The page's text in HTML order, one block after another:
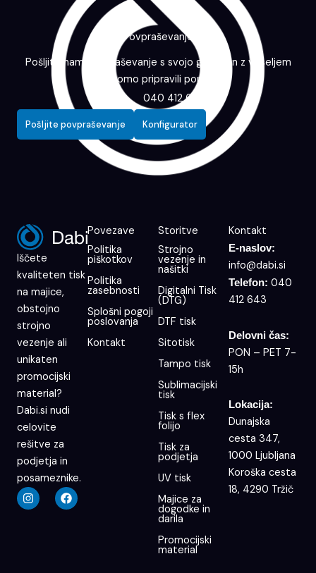
Povpraševanje
Pošljite nam povpraševanje s svojo grafiko in z veseljem
vam bomo pripravili ponudbo.
040 412 643
Pošljite povpraševanje Konfigurator
Iščete
kvaliteten tisk
na majice,
obstojno
strojno
vezenje ali
unikaten
promocijski
material?
Dabi.si nudi
celovite
rešitve za
podjetja in
posameznike.
I
n
s
F
a
c
Povezave
Politika
piškotkov
Politika
zasebnosti
Splošni pogoji
poslovanja
Kontakt
Storitve
Strojno
vezenje in
našitki
Digitalni Tisk
(DTG)
DTF tisk
Sitotisk
Tampo tisk
Sublimacijski
tisk
Tisk s flex
folijo
Tisk za
podjetja
UV tisk
Majice za
dogodke in
darila
Promocijski
material
Kontakt
E-naslov:
info@dabi.si
Telefon: 040
412 643
Delovni čas:
PON – PET 7-
15h
Lokacija:
Dunajska
cesta 347,
1000 Ljubljana
Koroška cesta
18, 4290 Tržič